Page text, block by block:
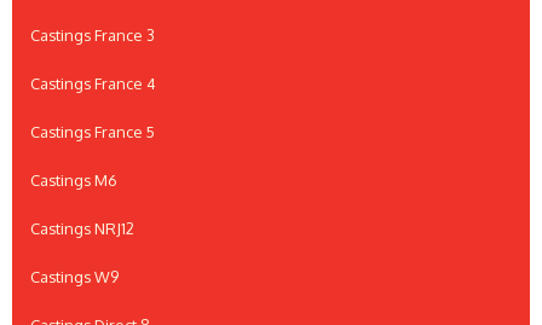
Castings France 3
Castings France 4
Castings France 5
Castings M6
Castings NRJ12
Castings W9